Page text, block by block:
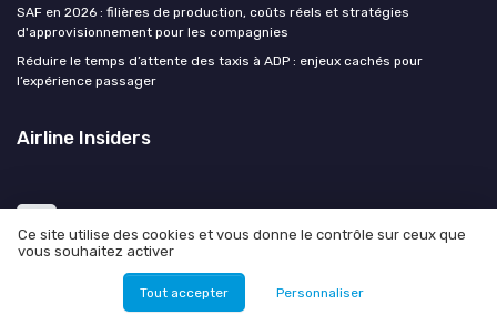
SAF en 2026 : filières de production, coûts réels et stratégies
d'approvisionnement pour les compagnies
Réduire le temps d’attente des taxis à ADP : enjeux cachés pour
l’expérience passager
Airline Insiders
Ce site utilise des cookies et vous donne le contrôle sur ceux que
vous souhaitez activer
Tout accepter Personnaliser